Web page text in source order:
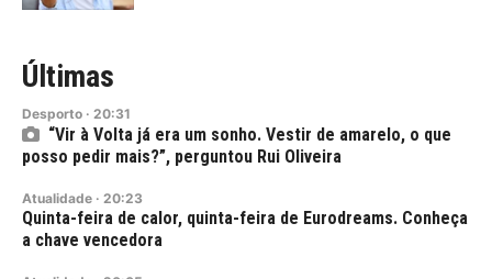
Últimas
Desporto · 20:31
“Vir à Volta já era um sonho. Vestir de amarelo, o que
posso pedir mais?”, perguntou Rui Oliveira
Atualidade · 20:23
Quinta-feira de calor, quinta-feira de Eurodreams. Conheça
a chave vencedora